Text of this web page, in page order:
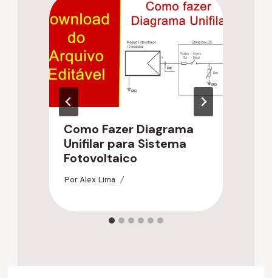
Como Fazer Diagrama
Unifilar para Sistema
Fotovoltaico
Por Alex Lima